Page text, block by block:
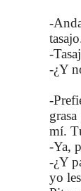
-
-
-¿Y
-
mí.
-Ya,
-¿Y
yo